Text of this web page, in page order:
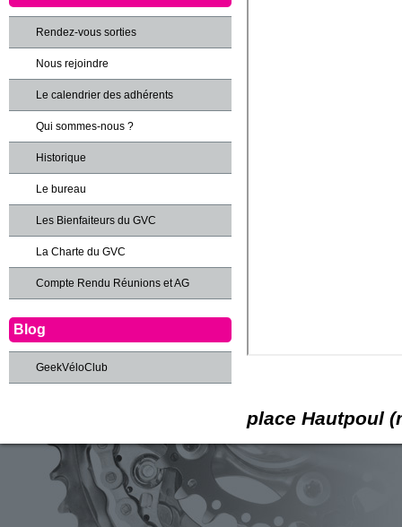
place Hautpoul
Rendez-vous sorties
Nous rejoindre
Le calendrier des adhérents
Qui sommes-nous ?
Historique
Le bureau
Les Bienfaiteurs du GVC
La Charte du GVC
Compte Rendu Réunions et AG
Blog
GeekVéloClub